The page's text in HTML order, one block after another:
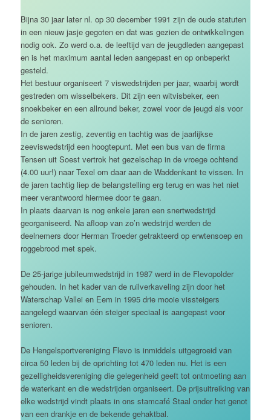
Bijna 30 jaar later nl. op 30 december 1991 zijn de oude statuten
in een nieuw jasje gegoten en dat was gezien de ontwikkelingen
nodig ook. Zo werd o.a. de leeftijd van de jeugdleden aangepast
en is het maximum aantal leden aangepast en op onbeperkt
gesteld.
Het bestuur organiseert 7 viswedstrijden per jaar, waarbij wordt
gestreden om wisselbekers. Dit zijn een witvisbeker, een
snoekbeker en een allround beker, zowel voor de jeugd als voor
de senioren.
In de jaren zestig, zeventig en tachtig was de jaarlijkse
zeeviswedstrijd een hoogtepunt. Met een bus van de firma
Tensen uit Soest vertrok het gezelschap in de vroege ochtend
(4.00 uur!) naar Texel om daar aan de Waddenkant te vissen. In
de jaren tachtig liep de belangstelling erg terug en was het niet
meer verantwoord hiermee door te gaan.
In plaats daarvan is nog enkele jaren een snertwedstrijd
georganiseerd. Na afloop van zo’n wedstrijd werden de
deelnemers door Herman Troeder getrakteerd op erwtensoep en
roggebrood met spek.
De 25-jarige jubileumwedstrijd in 1987 werd in de Flevopolder
gehouden. In het kader van de ruilverkaveling zijn door het
Waterschap Vallei en Eem in 1995 drie mooie vissteigers
aangelegd waarvan één steiger speciaal is aangepast voor
senioren.
De Hengelsportvereniging Flevo is inmiddels uitgegroeid van
circa 50 leden bij de oprichting tot 470 leden nu. Het is een
gezelligheidsvereniging die gelegenheid geeft tot ontmoeting aan
de waterkant en die wedstrijden organiseert. De prijsuitreiking van
elke wedstrijd vindt plaats in ons stamcafé Staal onder het genot
van een drankje en de bekende gehaktbal.